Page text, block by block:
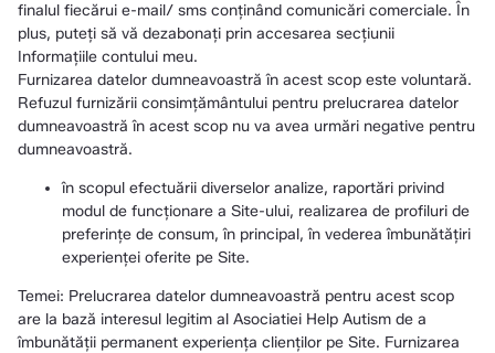
finalul fiecărui e-mail/ sms conţinând comunicări comerciale. În
plus, puteți să vă dezabonați prin accesarea secțiunii
Informațiile contului meu.
Furnizarea datelor dumneavoastră în acest scop este voluntară.
Refuzul furnizării consimțământului pentru prelucrarea datelor
dumneavoastră în acest scop nu va avea urmări negative pentru
dumneavoastră.
în scopul efectuării diverselor analize, raportări privind
modul de funcționare a Site-ului, realizarea de profiluri de
preferinţe de consum, în principal, în vederea îmbunătăţiri
experienței oferite pe Site.
Temei: Prelucrarea datelor dumneavoastră pentru acest scop
are la bază interesul legitim al Asociatiei Help Autism de a
îmbunătății permanent experiența clienților pe Site. Furnizarea